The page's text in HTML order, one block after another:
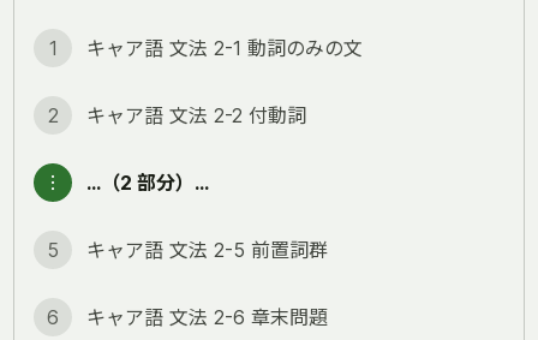
1 キャア語 文法 2-1 動詞のみの文
2 キャア語 文法 2-2 付動詞
︙ …（2 部分）…
5 キャア語 文法 2-5 前置詞群
6 キャア語 文法 2-6 章末問題